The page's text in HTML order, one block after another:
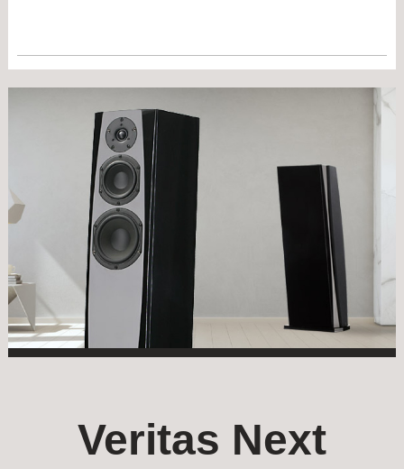
Veritas Next